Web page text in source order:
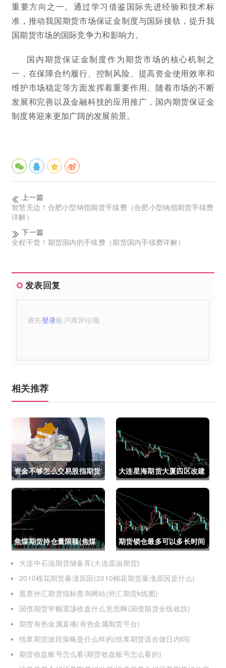
重要方向之一。通过学习借鉴国际先进经验和技术标
准，推动我国期货市场保证金制度与国际接轨，提升我
国期货市场的国际竞争力和影响力。
国内期货保证金制度作为期货市场的核心机制之
一，在保障合约履行、控制风险、提高资金使用效率和
维护市场稳定等方面发挥着重要作用。随着市场的不断
发展和完善以及金融科技的应用推广，国内期货保证金
制度将迎来更加广阔的发展前景。
上一篇
智慧无边！合肥小型纳指期货手续费（合肥小型纳指期货手续费
详解）
下一篇
全程干货！期货国内的手续费（期货国内手续费详解）
发表回复
请先登录账户再评论哦
相关推荐
资金不够怎么交易股指期货
(资金不够怎么交易股指期
货呢)
大连星海期货大厦四区改建
(大连星海广场期货大厦)
焦煤期货持仓量限额(焦煤
期货持仓量限额是多少)
期货锁仓最多可以多长时间
(期货锁仓最多可以多长时
间卖出)
大连中石油期货储备库(大连原油期货)
2010棉花期货暴涨原因(2010棉花期货暴涨原因是什么)
股票外汇期货指标查询网站(外汇期货k线图)
国债期货窄幅震荡收盘什么意思啊(国债期货全线收跌)
期货有色金属直播(有色金属期货平台)
纸浆期货波段策略是什么样的(纸浆期货适合做日内吗)
期货收盘账号怎么看(期货收盘账号怎么看的)